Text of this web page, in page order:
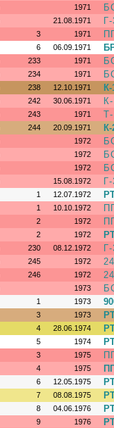
1971
21.08.1971
3 1971
6 06.09.1971
233 1971
234 1971
238 12.10.1971
242 30.06.1971
243 1971
244 20.09.1971
1972
1972
1972
15.08.1972
1 12.07.1972
1 10.10.1972
2 1972
2 1972
230 08.12.1972
245 1972
246 1972
1973
1 1973
3 1973
4 28.06.1974
5 1974
3 1975
4 1975
6 12.05.1975
7 08.08.1975
8 04.06.1976
9 1976